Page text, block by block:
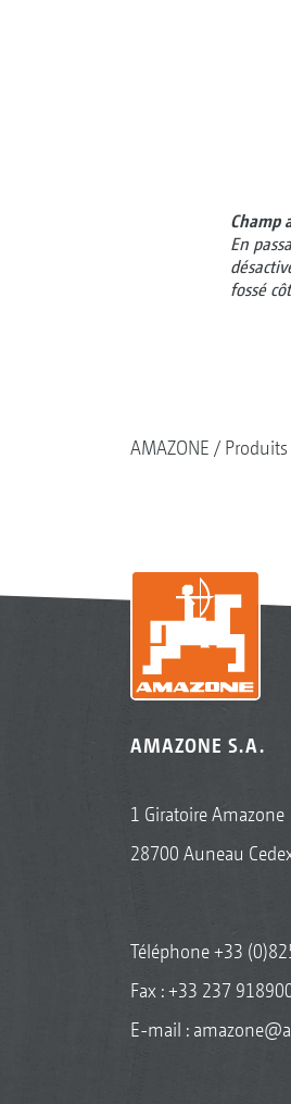
Champ
En
fossé
AMAZONE
AMAZONE S.A.
1 Giratoire Amazone
28700 Auneau
Téléphone+33
Fax : +33 237
E-mail :